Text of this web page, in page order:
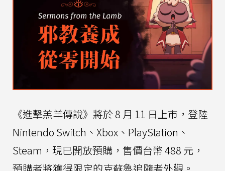
《進擊羔羊傳說》將於 8 月 11 日上市，登陸
Nintendo Switch、Xbox、PlayStation、
Steam，現已開放預購，售價台幣 488 元，